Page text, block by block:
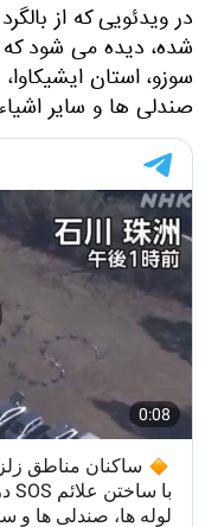
در ویدئویی که از
شده، دیده می شود که
صندلی ها و سایر